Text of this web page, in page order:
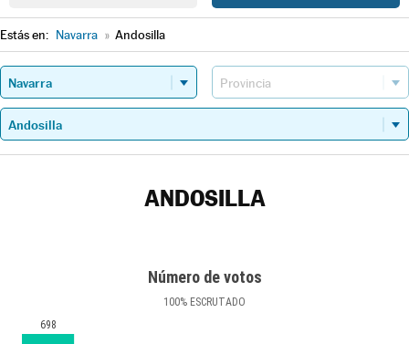
Estás en: Navarra » Andosilla
ANDOSILLA
Número de votos
100% ESCRUTADO
698